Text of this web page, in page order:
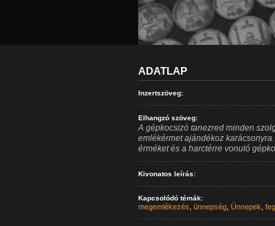
ADATLAP
Inzertszöveg:
Elhangzó szöveg:
A gépkocsizó tanezred minden
emlékérmet ajándékoz
érméket és a harctérre vonuló
Kivonatos leírás:
Kapcsolódó témák:
megemlékezés ünnepség, Ünnepek